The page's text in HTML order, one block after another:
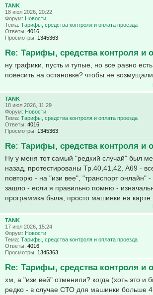
TANK
18 июл 2026, 20:22
Форум: Новости
Тема: Тарифы, средства контроля и оплата проезда
Ответы: 4016
Просмотры: 1345363
Re: Тарифы, средства контроля и
ну графики, пусть и тупые, но все равно
повесить на остановке? чтобы не
TANK
18 июл 2026, 11:29
Форум: Новости
Тема: Тарифы, средства контроля и оплата проезда
Ответы: 4016
Просмотры: 1345363
Re: Тарифы, средства контроля и
Ну у меня тот самый "редкий случай" был
назад, протестированы Тр.40,41,42, А69 -
повторю - на "изи вее", "транспорт онлайн" -
зашло - если я правильно помню -
программка была, просто машинки на карте.
TANK
17 июл 2026, 15:24
Форум: Новости
Тема: Тарифы, средства контроля и оплата проезда
Ответы: 4016
Просмотры: 1345363
Re: Тарифы, средства контроля и
хм, а "изи вей" отменили? когда (хоть это и
редко - в случае СТО для машинки больше 4